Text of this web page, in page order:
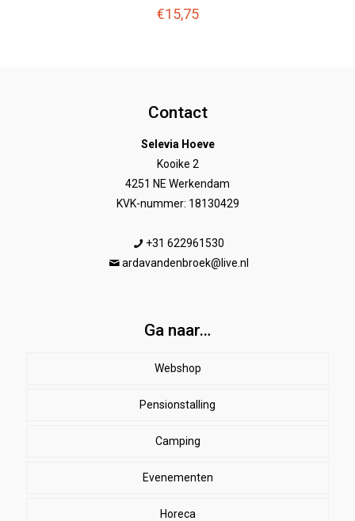
€15,75
Contact
Selevia Hoeve
Kooike 2
4251 NE Werkendam
KVK-nummer: 18130429
+31 622961530
ardavandenbroek@live.nl
Ga naar…
Webshop
Paard
Beenbeschermers
EHBO
Dekens
Ruiter
Herenkleding
Dames paardrijkleding
Stal
SALE
Pensionstalling
Camping
Evenementen
Horeca